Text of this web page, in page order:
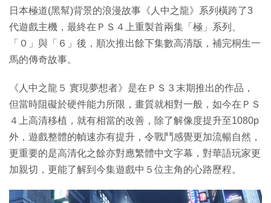
日本極道(黑幫)背景的浪漫故事《人中之龍》系列橫跨了3
代遊戲主機，最終在ＰＳ４上重製首兩集「極」系列、
「０」與「６」後，順次推出餘下集數高清版，補完桐生一
馬的傳奇故事。
《人中之龍５ 實現夢想者》是在ＰＳ３末期推出的作品，
但當時阻礙於硬件能力所限，畫質就相對一般，如今在ＰＳ
４上高清移植，就有相當的改善，除了解像度提升至1080p
外，遊戲整體的幀速亦有提升，令戰鬥感覺更加流暢自然，
更重要的是高清化之餘亦對應繁體中文字幕，對華語玩家更
加親切，更能了解到今集遊戲中５位主角的心路歷程。